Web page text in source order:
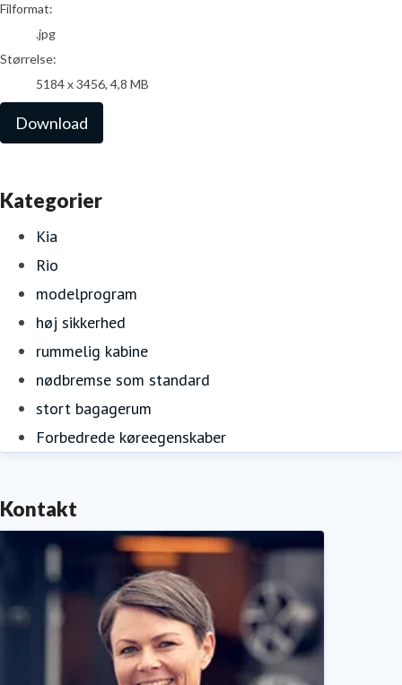
Filformat:
.jpg
Størrelse:
5184 x 3456, 4,8 MB
Download
Kategorier
Kia
Rio
modelprogram
høj sikkerhed
rummelig kabine
nødbremse som standard
stort bagagerum
Forbedrede køreegenskaber
Kontakt